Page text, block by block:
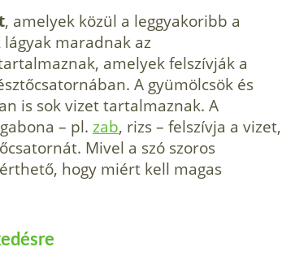
, amelyek közül a leg­gyakoribb a
ma­radnak az
amelyek felszívják a
A gyümölcsök és
is sok vizet tartalmaznak. A
– pl. zab, rizs – felszívja a vi­zet,
Mivel a szó szoros
hogy miért kell magas